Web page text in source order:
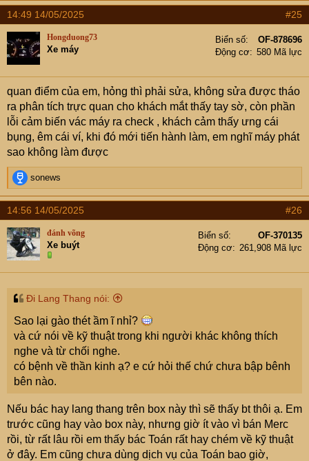
a
c
t
i
o
n
s
:
14:49 14/05/2025 #25
Hongduong73
Xe máy
Biển số
OF-878696
Động cơ
580 Mã lực
quan điểm của em, hỏng thì phải sửa, không sửa được tháo
ra phân tích trực quan cho khách mắt thấy tay sờ, còn phần
lỗi cảm biến vác máy ra check , khách cảm thấy ưng cái
bụng, êm cái ví, khi đó mới tiến hành làm, em nghĩ máy phát
sao không làm được
R
e
a
c
t
i
o
n
s
sonews
14:56 14/05/2025 #26
đánh võng
Xe buýt
Biển số
OF-370135
Động cơ
261,908 Mã lực
Đi Lang Thang nói:
Sao lại gào thét ầm ĩ nhỉ?
và cứ nói về kỹ thuật trong khi người khác không thích
nghe và từ chối nghe.
có bệnh về thần kinh ạ? e cứ hỏi thế chứ chưa bập bênh
bên nào.
Nếu bác hay lang thang trên box này thì sẽ thấy bt thôi ạ. Em
trước cũng hay vào box này, nhưng giờ ít vào vì bán Merc
rồi, từ rất lâu rồi em thấy bác Toán rất hay chém về kỹ thuật
ở đây. Em cũng chưa dùng dịch vụ của Toán bao giờ,